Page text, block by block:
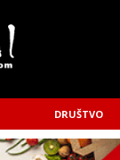
DRUŠTVO